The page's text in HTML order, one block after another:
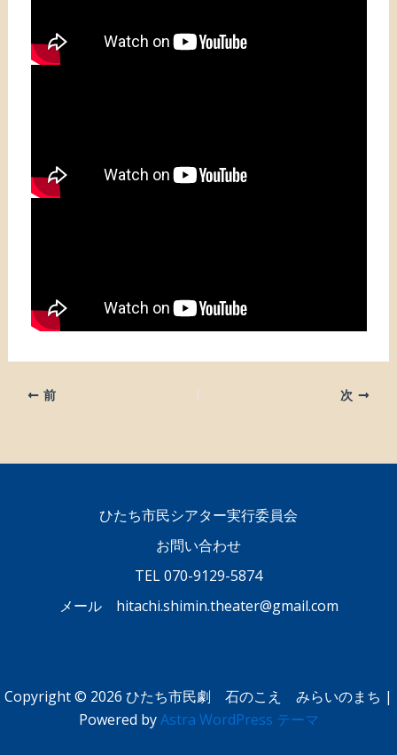
前 次
ひたち市民シアター実行委員会
お問い合わせ
TEL 070-9129-5874
メール hitachi.shimin.theater@gmail.com
Copyright © 2026 ひたち市民劇 石のこえ みらいのまち |
Powered byAstra WordPress テーマ